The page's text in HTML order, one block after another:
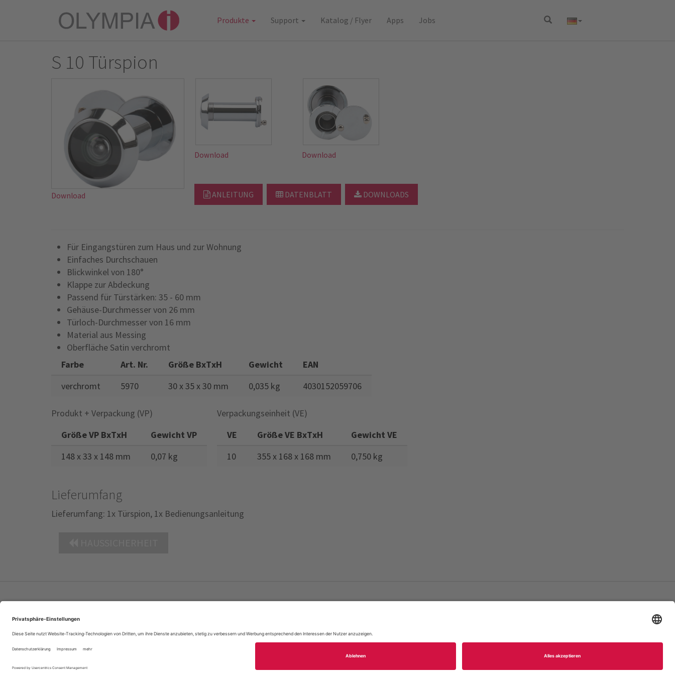
Produkte Support Katalog / Flyer Apps Jobs
S 10 Türspion
Download
Download Download
ANLEITUNG DATENBLATT DOWNLOADS
Für Eingangstüren zum Haus und zur Wohnung
Einfaches Durchschauen
Blickwinkel von 180°
Klappe zur Abdeckung
Passend für Türstärken: 35 - 60 mm
Gehäuse-Durchmesser von 26 mm
Türloch-Durchmesser von 16 mm
Material aus Messing
Oberfläche Satin verchromt
Farbe
Art. Nr. Größe BxTxH Gewicht
EAN
verchromt
5970 30 x 35 x 30 mm 0,035 kg 4030152059706
Produkt + Verpackung (VP)
Größe VP BxTxH
Gewicht VP
148 x 33 x 148 mm
0,07 kg
Verpackungseinheit (VE)
VE
Größe VE BxTxH
Gewicht VE
10
355 x 168 x 168 mm 0,750 kg
Lieferumfang
Lieferumfang: 1x Türspion, 1x Bedienungsanleitung